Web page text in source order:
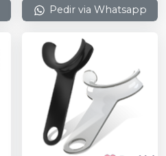
Pedir via Whatsapp